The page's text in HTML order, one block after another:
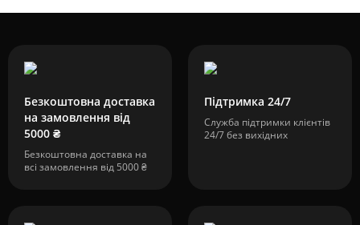
Безкоштовна доставка
на замовлення від
5000 ₴
Безкоштовна доставка на
всі замовлення від 5000 ₴
Підтримка 24/7
Служба підтримки клієнтів
24/7 без вихідних